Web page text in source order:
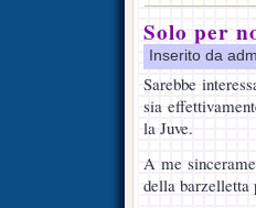
Solo per
Inserito da
Sarebbe
sia
la Juve.
A me
della barzelletta